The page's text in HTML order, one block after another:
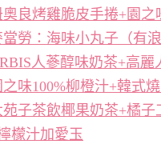
奧良烤雞脆皮手捲+園之
當勞：海味小丸子（有
人蔘醇味奶茶+高
之味100%柳橙汁+韓式
苑子茶飲椰果奶茶+橘
檬汁加愛玉